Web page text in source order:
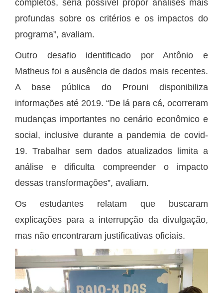
completos, seria possível propor análises mais
profundas sobre os critérios e os impactos do
programa”, avaliam.
Outro desafio identificado por Antônio e
Matheus foi a ausência de dados mais recentes.
A base pública do Prouni disponibiliza
informações até 2019. “De lá para cá, ocorreram
mudanças importantes no cenário econômico e
social, inclusive durante a pandemia de covid-
19. Trabalhar sem dados atualizados limita a
análise e dificulta compreender o impacto
dessas transformações”, avaliam.
Os estudantes relatam que buscaram
explicações para a interrupção da divulgação,
mas não encontraram justificativas oficiais.